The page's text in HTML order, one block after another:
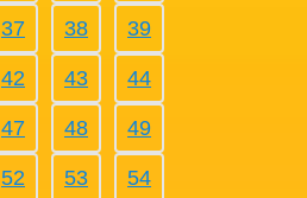
37 38 39
42 43 44
47 48 49
52 53 54